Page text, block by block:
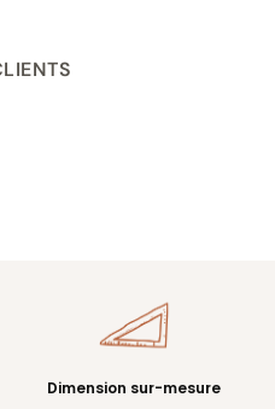
Dimension sur-mesure